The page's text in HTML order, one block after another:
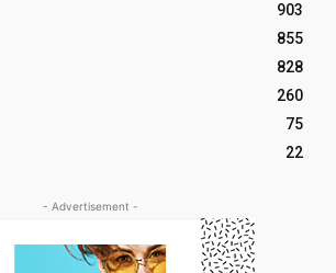
903
855
828
260
75
22
- Advertisement -